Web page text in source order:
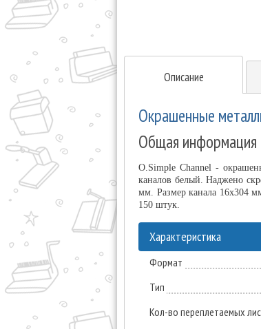
Описание
Окрашенные
Общая информация
O.Simple Channel -
каналов белый. Наджено
мм. Размер канала 16х304
150 штук.
Характеристика
Формат
Тип
Кол-во переплетаемых